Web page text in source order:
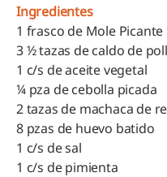
Ingredientes
1 frasco de Mole
3 ½ tazas de caldo de
1 c/s de aceite vegetal
¼ pza de cebolla picada
2 tazas de machaca de
8 pzas de huevo batido
1 c/s de sal
1 c/s de pimienta